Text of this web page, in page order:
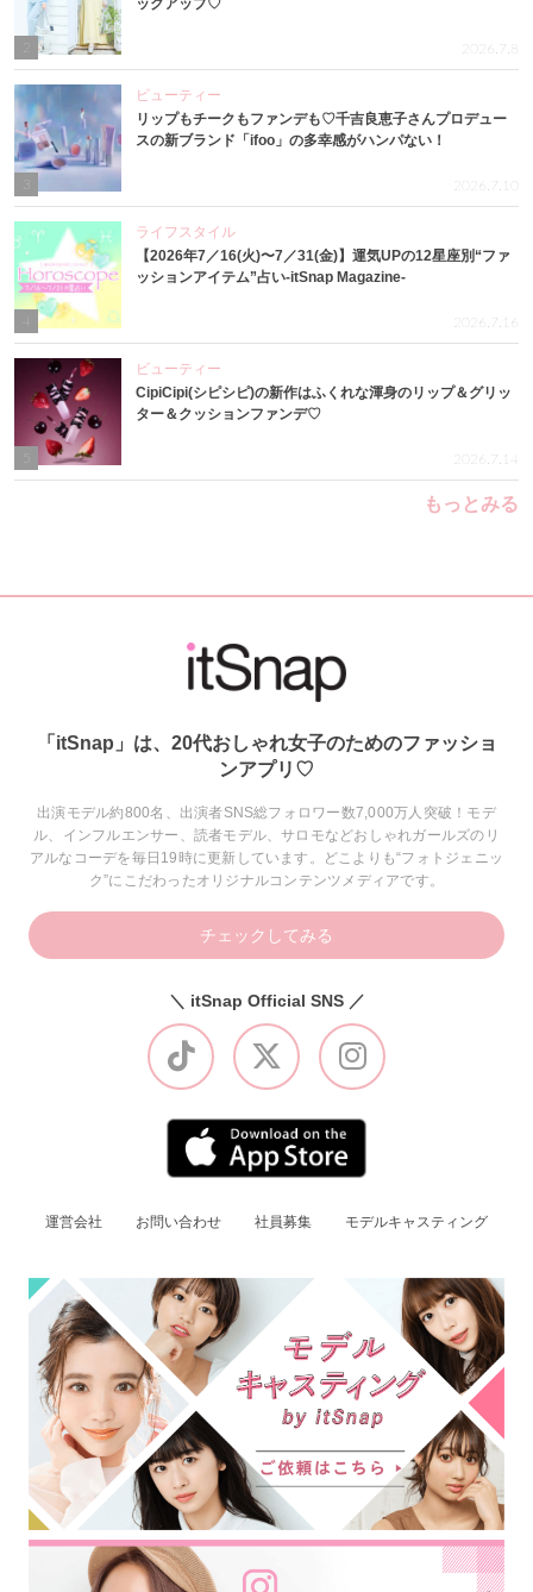
ックアップ♡
2026.7.8
3
ビューティー
リップもチークもファンデも♡千吉良恵子さんプロデュー
スの新ブランド「ifoo」の多幸感がハンパない！
2026.7.10
4
ライフスタイル
【2026年7／16(火)〜7／31(金)】運気UPの12星座別“ファ
ッションアイテム”占い-itSnap Magazine-
2026.7.16
ビューティー
CipiCipi(シピシピ)の新作はふくれな渾身のリップ＆グリッ
ター＆クッションファンデ♡
2026.7.14
もっとみる
「itSnap」は、20代おしゃれ女子のためのファッショ
ンアプリ♡
出演モデル約800名、出演者SNS総フォロワー数7,000万人突破！モデ
ル、インフルエンサー、読者モデル、サロモなどおしゃれガールズのリ
アルなコーデを毎日19時に更新しています。どこよりも“フォトジェニッ
ク”にこだわったオリジナルコンテンツメディアです。
チェックしてみる
＼ itSnap Official SNS ／
運営会社 お問い合わせ 社員募集 モデルキャスティング